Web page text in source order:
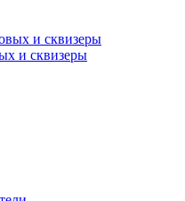
и сквизеры